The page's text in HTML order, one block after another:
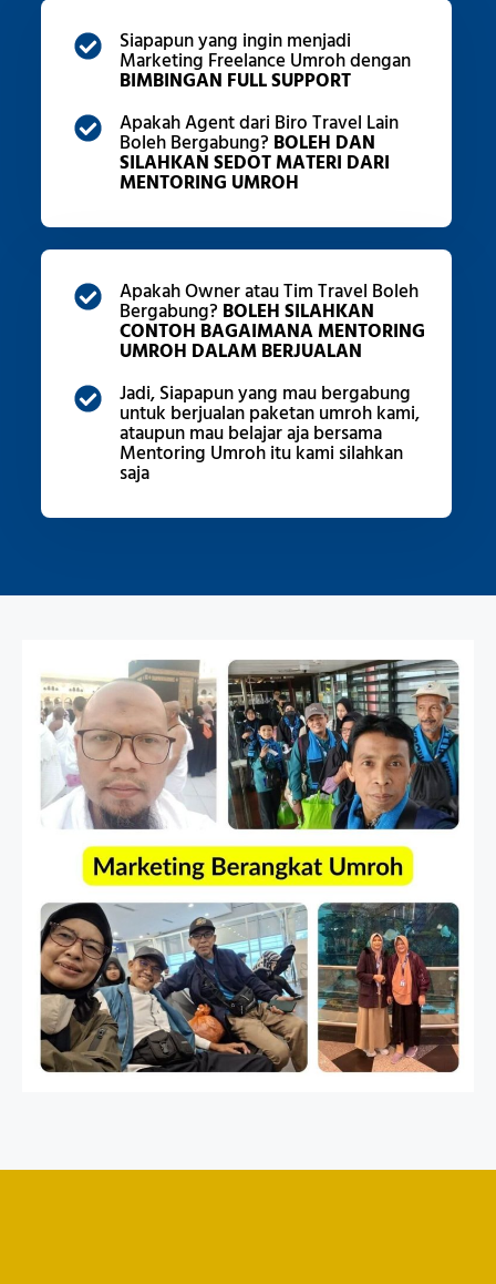
Siapapun yang ingin menjadi
Marketing Freelance Umroh dengan
BIMBINGAN FULL SUPPORT
Apakah Agent dari Biro Travel Lain
Boleh Bergabung? BOLEH DAN
SILAHKAN SEDOT MATERI DARI
MENTORING UMROH
Apakah Owner atau Tim Travel Boleh
Bergabung? BOLEH SILAHKAN
CONTOH BAGAIMANA MENTORING
UMROH DALAM BERJUALAN
Jadi, Siapapun yang mau bergabung
untuk berjualan paketan umroh kami,
ataupun mau belajar aja bersama
Mentoring Umroh itu kami silahkan
saja